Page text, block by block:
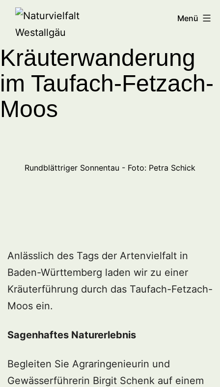
Zum
Naturvielfalt
Westallgäu
Menü
Kräuterwanderung
im Taufach-Fetzach-
Moos
Rundblättriger Sonnentau - Foto: Petra Schick
Anlässlich des Tags der Artenvielfalt in
Baden-Württemberg laden wir zu einer
Kräuterführung durch das Taufach-Fetzach-
Moos ein.
Sagenhaftes Naturerlebnis
Begleiten Sie Agraringenieurin und
Gewässerführerin Birgit Schenk auf einem